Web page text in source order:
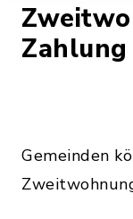
Zahlung
Gemeinden